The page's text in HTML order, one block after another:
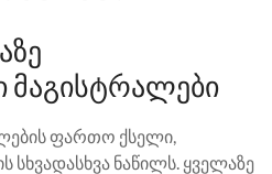
მაგისტრალები
ფართო ქსელი,
სხვადასხვა ნაწილს. ყველაზე